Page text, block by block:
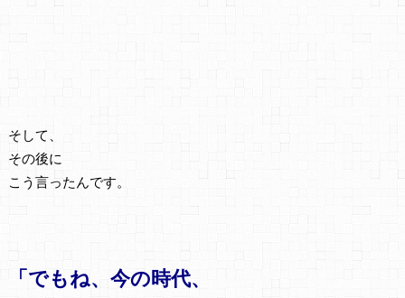
そして、
その後に
こう言ったんです。
「でもね、今の時代、